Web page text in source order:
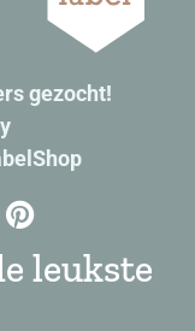
gezocht!
leukste